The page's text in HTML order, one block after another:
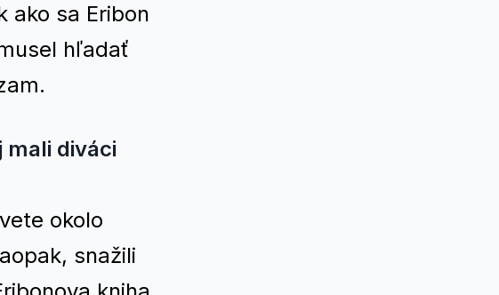
ako sa Eribon
hľadať
mali diváci
okolo
snažili